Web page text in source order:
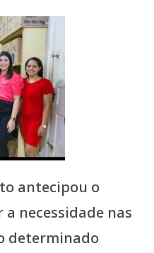
antecipou o
necessidade nas
determinado